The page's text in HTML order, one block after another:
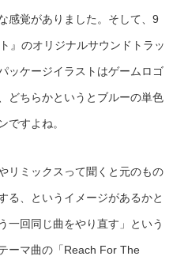
感覚がありました。そして、9
』のオリジナルサウンドトラッ
ッケージイラストはゲームロゴ
どちらかというとブルーの単色
ですよね。
ミックスって聞くと元のもの
る、というイメージがあるかと
一回同じ曲をやり直す」という
ーマ曲の「Reach For The